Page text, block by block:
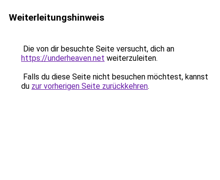
Weiterleitungshinweis
Die von dir besuchte Seite versucht, dich an
https://underheaven.net weiterzuleiten.
Falls du diese Seite nicht besuchen möchtest, kannst
du zur vorherigen Seite zurückkehren.